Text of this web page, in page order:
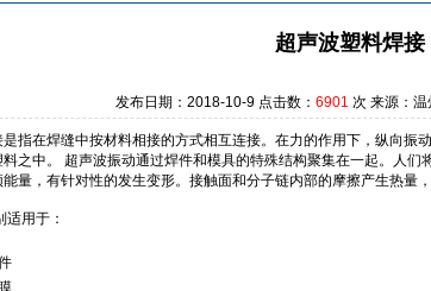
超声波塑料焊接
发布日期：2018-10-9 点击数： 6901 次 来源：
指在焊缝中按材料相接的方式相互连接。在力的作用下，纵向振动
之中。 超声波振动通过焊件和模具的特殊结构聚集在一起。人
量，有针对性的发生变形。接触面和分子链内部的摩擦产生热量，
适用于：